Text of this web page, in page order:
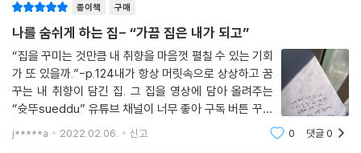
이라고 생각했으나 나의 것이 아니었던, 그 미묘한 경계를 알아차리는 순
간 우리는 취향을 가진 사람이 된다.
취향을 찾아가고 발전시키기 쉽지 않다. 이를 위해서는 주체적인 삶의 태
도가 필요하다. 자신을 확립하고 만들어가는 쟁취의 과정에서 우선순위가
달라지는 경험을 하게 된다. 필요한 것과 필요하지 않은 것을 선별할 수 있
는 시선이 생기고, 때로는 편리함보다 불편함을 감수한다. 집은 ‘나’의 가치
종이책 구매
나를 숨쉬게 하는 집- “가끔 집은 내가 되고”
“집을 꾸미는 것만큼 내 취향을 마음껏 펼칠 수 있는 기회
가 또 있을까.”-p.124내가 항상 머릿속으로 상상하고 꿈
꾸는 내 취향이 담긴 집. 그 집을 영상에 담아 올려주는
“슛뚜sueddu” 유튜브 채널이 너무 좋아 구독 버튼 꾸욱
누르고 본 영상들만 벌써 수십개가 넘을 것이다. 덕분에 1
6개월째 의무경찰 군생활을 하고 있는 지금의 나는 전역
j*****a 2022.02.06. 신고 0 댓글0